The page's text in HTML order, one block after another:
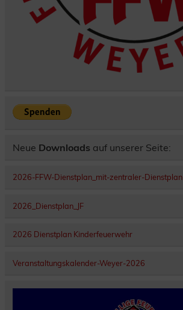
Neue Downloads auf unserer Seite:
2026-FFW-Dienstplan_mit-zentraler-Dienstplan
2026_Dienstplan_JF
2026 Dienstplan Kinderfeuerwehr
Veranstaltungskalender-Weyer-2026